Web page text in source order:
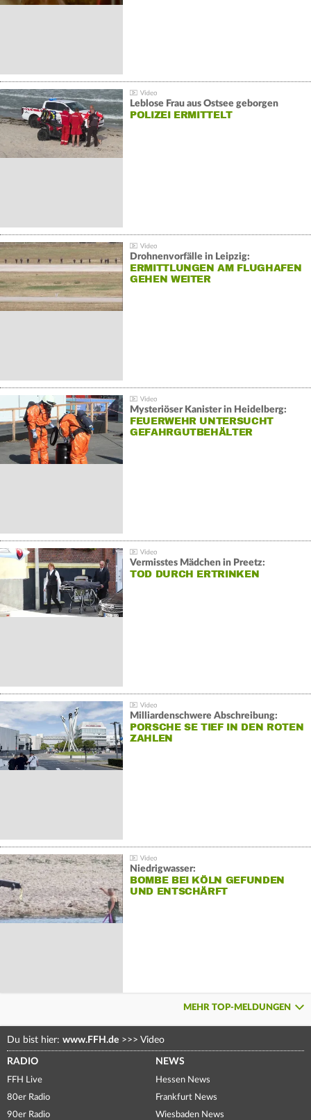
Leblose Frau aus Ostsee geborgen
POLIZEI ERMITTELT
Drohnenvorfälle in Leipzig:
ERMITTLUNGEN AM FLUGHAFEN
GEHEN WEITER
Mysteriöser Kanister in Heidelberg:
FEUERWEHR UNTERSUCHT
GEFAHRGUTBEHÄLTER
Vermisstes Mädchen in Preetz:
TOD DURCH ERTRINKEN
Milliardenschwere Abschreibung:
PORSCHE SE TIEF IN DEN ROTEN
ZAHLEN
Niedrigwasser:
BOMBE BEI KÖLN GEFUNDEN
UND ENTSCHÄRFT
MEHR TOP-MELDUNGEN
Du bist hier: www.FFH.de >>> Video
RADIO
FFH Live
80er Radio
90er Radio
NEWS
Hessen News
Frankfurt News
Wiesbaden News